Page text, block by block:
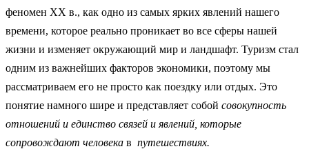
феномен XX в., как одно из самых ярких явлений нашего
времени, которое реально проникает во все сферы нашей
жизни и изменяет окружающий мир и ландшафт. Туризм стал
одним из важнейших факторов экономики, поэтому мы
рассматриваем его не просто как поездку или отдых. Это
понятие намного шире и представляет собой совокупность
отношений и единство связей и явлений, которые
сопровождают человека в путешествиях.